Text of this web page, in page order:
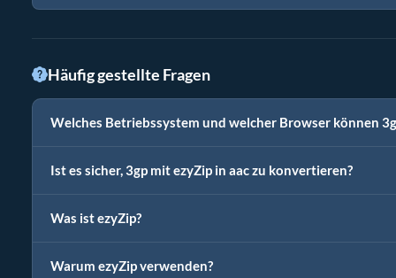
Häufig gestellte Fragen
Welches Betriebssystem und welcher Browser können
Ist es sicher, 3gp mit ezyZip in aac zu konvertieren?
Was ist ezyZip?
Warum ezyZip verwenden?